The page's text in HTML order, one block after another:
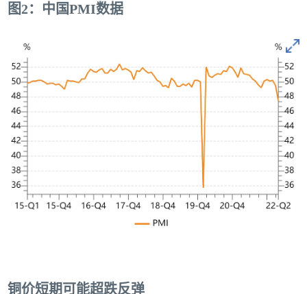
图2：中国PMI数据
铜价短期可能超跌反弹